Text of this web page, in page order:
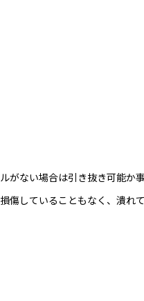
がない場合は引き抜き可能か
傷していることもなく、潰れ